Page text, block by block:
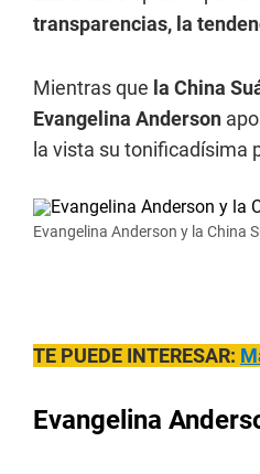
transparencias, la
Mientras que la China
Evangelina Anderson
la vista su tonificadísima
Evangelina Anderson y la China
TE PUEDE INTERESAR:
Evangelina